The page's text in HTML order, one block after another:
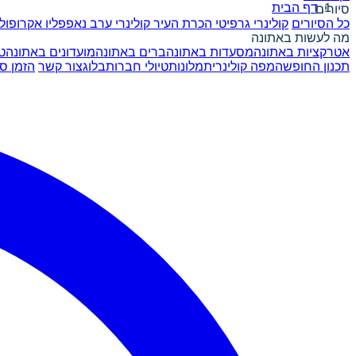
סיורים
כל הסיורים קולינרי גרפיטי הכרת העיר קולינרי ערב נאפפליו
מה לעשות באתונה
אטרקציות באתונהמסעדות באתונהברים באתונהמועדונים באתונה
תכנון החופשהמפה קולינריתמלונותטיולי חברותבלוגצור קשר הזמן
דף הבית